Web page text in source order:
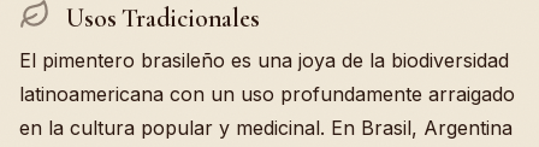
Usos Tradicionales
El pimentero brasileño es una joya de la biodiversidad
latinoamericana con un uso profundamente arraigado
en la cultura popular y medicinal. En Brasil, Argentina